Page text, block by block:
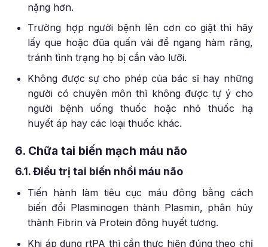
nặng hơn.
Trường hợp người bệnh lên cơn co giật thì hãy
lấy que hoặc đũa quấn vải để ngang hàm răng,
tránh tình trạng họ bị cắn vào lưỡi.
Không được sự cho phép của bác sĩ hay những
người có chuyên môn thì không được tự ý cho
người bệnh uống thuốc hoặc nhỏ thuốc hạ
huyết áp hay các loại thuốc khác.
6. Chữa tai biến mạch máu não
6.1. Điều trị tai biến nhồi máu não
Tiến hành làm tiêu cục máu đông bằng cách
biến đổi Plasminogen thành Plasmin, phân hủy
thành Fibrin và Protein đông huyết tương.
Khi áp dụng rtPA thì cần thực hiện đúng theo chỉ